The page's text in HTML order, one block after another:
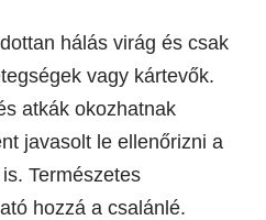
hálás virág és csak
vagy kártevők.
atkák okozhatnak
javasolt le ellenőrizni a
Természetes
hozzá a csalánlé.